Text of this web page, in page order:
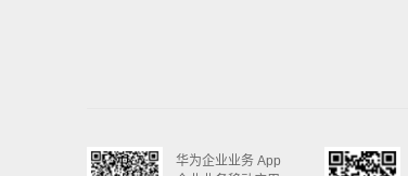
华为企业业务 App